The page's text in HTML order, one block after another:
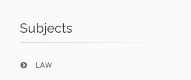
Subjects
LAW